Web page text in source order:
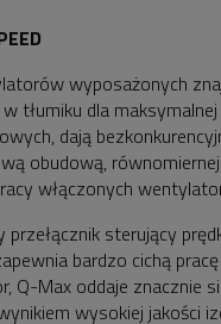
nie zawiera
wyposażonych
tłumiku dla
dają
obudową,
włączonych
sterujący
bardzo cichą
Max oddaje znacznie
wysokiej jakości